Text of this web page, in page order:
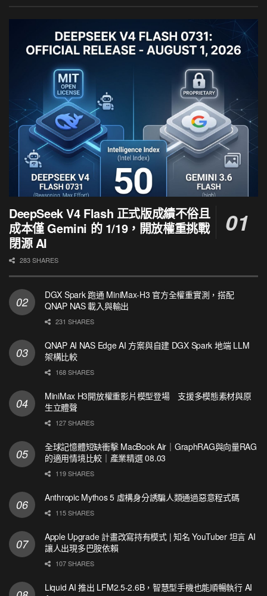
DeepSeek V4 Flash 正式版成績不俗且
成本僅 Gemini 的 1/19，開放權重挑戰
閉源 AI
283 SHARES
DGX Spark 跑通 MiniMax-H3 官方全權重實測，搭配
QNAP NAS 載入與輸出
231 SHARES
QNAP AI NAS Edge AI 方案與自建 DGX Spark 地端 LLM
架構比較
168 SHARES
MiniMax H3開放權重影片模型登場 支援多模態素材與原
生立體聲
127 SHARES
全球記憶體短缺衝擊 MacBook Air｜GraphRAG與向量RAG
的適用情境比較｜產業精選 08.03
119 SHARES
Anthropic Mythos 5 虛構身分誘騙人類通過惡意程式碼
115 SHARES
Apple Upgrade 計畫改寫持有模式 | 知名 YouTuber 坦言 AI
讓人出現多巴胺依賴
107 SHARES
Liquid AI 推出 LFM2.5-2.6B，智慧型手機也能順暢執行 AI